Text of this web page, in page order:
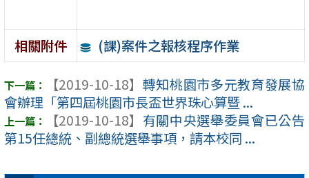
相關附件 (課)案件之報核程序作業
【2019-10-18】 轉知桃園市多元教育發展協
會辦理「第四屆桃園市長盃世界珠心算暨 ...
【2019-10-18】 有關中央選舉委員會已公告
第15任總統、副總統選舉事項，請本校同 ...